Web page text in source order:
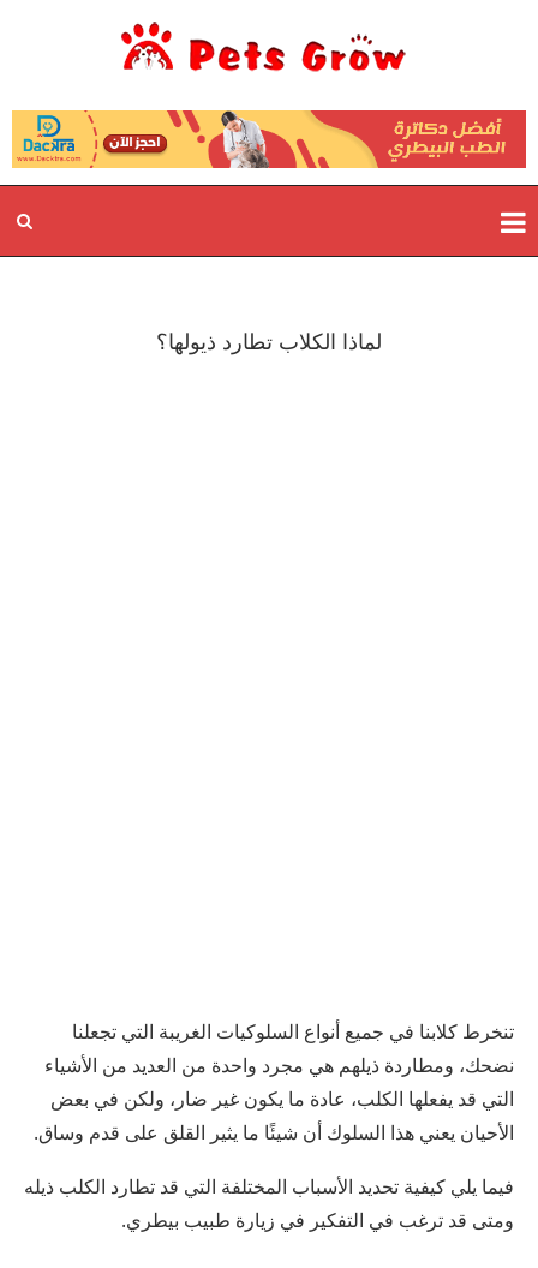
لماذا الكلاب تطارد ذيولها؟
تنخرط كلابنا في جميع أنواع السلوكيات الغريبة التي تجعلنا
نضحك، ومطاردة ذيلهم هي مجرد واحدة من العديد من الأشياء
التي قد يفعلها الكلب، عادة ما يكون غير ضار، ولكن في بعض
الأحيان يعني هذا السلوك أن شيئًا ما يثير القلق على قدم وساق.
فيما يلي كيفية تحديد الأسباب المختلفة التي قد تطارد الكلب ذيله
ومتى قد ترغب في التفكير في زيارة طبيب بيطري.